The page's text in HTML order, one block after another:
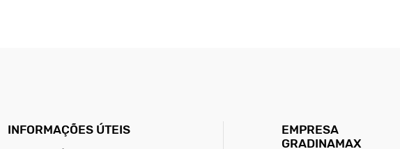
INFORMAÇÕES ÚTEIS
EMPRESA
GRADINAMAX